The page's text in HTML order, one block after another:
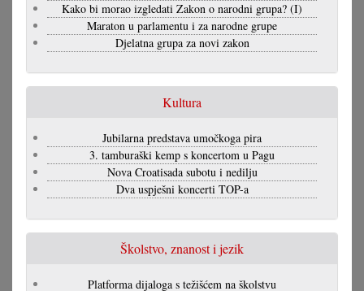
Kako bi morao izgledati Zakon o narodni grupa? (I)
Maraton u parlamentu i za narodne grupe
Djelatna grupa za novi zakon
Kultura
Jubilarna predstava umočkoga pira
3. tamburaški kemp s koncertom u Pagu
Nova Croatisada subotu i nedilju
Dva uspješni koncerti TOP-a
Školstvo, znanost i jezik
Platforma dijaloga s težišćem na školstvu